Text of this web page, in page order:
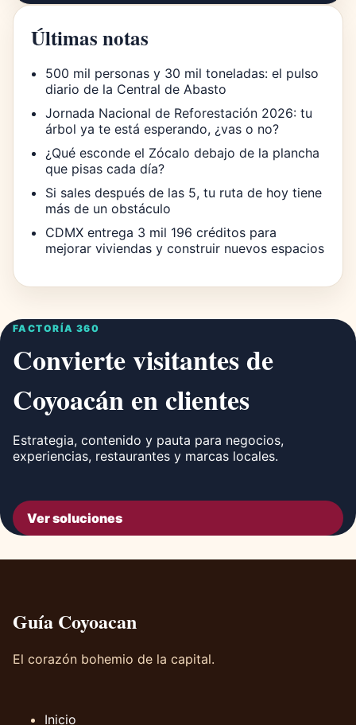
Últimas notas
500 mil personas y 30 mil toneladas: el pulso
diario de la Central de Abasto
Jornada Nacional de Reforestación 2026: tu
árbol ya te está esperando, ¿vas o no?
¿Qué esconde el Zócalo debajo de la plancha
que pisas cada día?
Si sales después de las 5, tu ruta de hoy tiene
más de un obstáculo
CDMX entrega 3 mil 196 créditos para
mejorar viviendas y construir nuevos espacios
FACTORÍA 360
Convierte visitantes de
Coyoacán en clientes
Estrategia, contenido y pauta para negocios,
experiencias, restaurantes y marcas locales.
Ver soluciones
Guía Coyoacan
El corazón bohemio de la capital.
Inicio